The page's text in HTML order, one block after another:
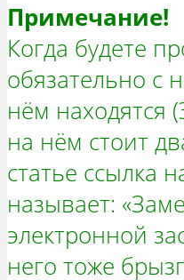
Примечание!
Когда будете
обязательно с
нём находятся
на нём стоит
статье ссылка
называет:
электронной
него тоже